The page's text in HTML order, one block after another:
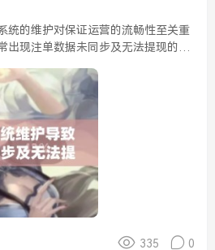
统的维护对保证运营的流畅性至关重
出现注单数据未同步及无法提现的问
出有效的解决方案。...
335 0